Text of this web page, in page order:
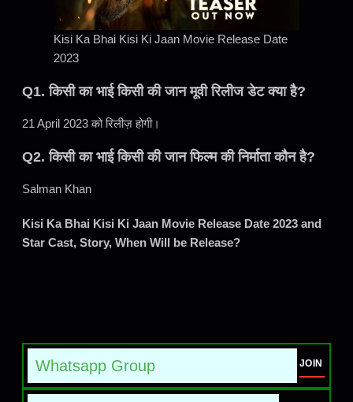
Kisi Ka Bhai Kisi Ki Jaan Movie Release Date
2023
Q1. किसी का भाई किसी की जान मूवी रिलीज डेट क्या है?
21 April 2023 को रिलीज़ होगी।
Q2. किसी का भाई किसी की जान फिल्म की निर्माता कौन है?
Salman Khan
Kisi Ka Bhai Kisi Ki Jaan Movie Release Date 2023 and
Star Cast, Story, When Will be Release?
Whatsapp Group JOIN